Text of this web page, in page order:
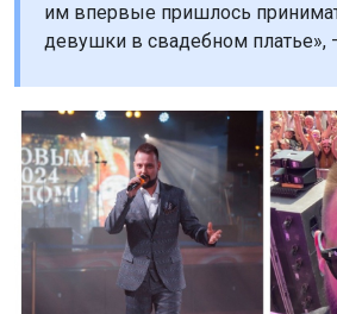
им впервые пришлось
девушки в свадебном платье»,